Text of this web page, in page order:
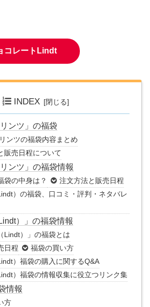
コレートLindt
INDEX
ンツ」の福袋
ンツの福袋内容まとめ
販売日程について
ンツ」の福袋情報
袋の中身は？
注文方法と販売日程
）の福袋、口コミ・評判・ネタバレ
）」の福袋情報
Lindt）」の福袋とは
日程
福袋の買い方
）福袋の購入に関するQ&A
）福袋の情報収集に役立つリンク集
情報
方